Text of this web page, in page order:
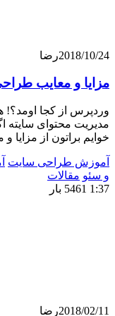
رضا
و معایب طراحی وب
از کجا اومد؟!
سایته اگر هم
از مزایا و معایب
طراحی سایت آموزش
رضا